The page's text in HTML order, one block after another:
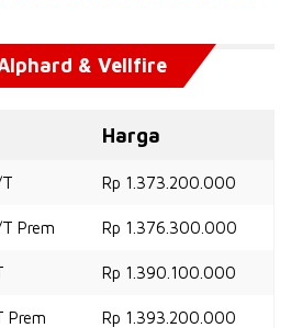
& Vellfire
Harga
Rp 1.373.200.000
Prem Rp 1.376.300.000
Rp 1.390.100.000
Prem Rp 1.393.200.000